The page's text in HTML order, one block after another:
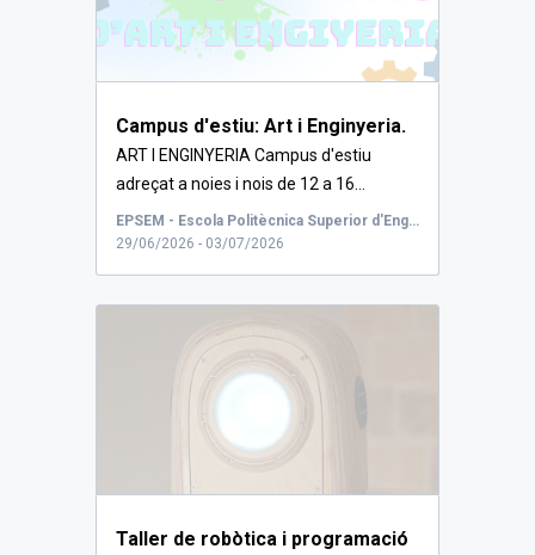
Campus d'estiu: Art i Enginyeria.
ART I ENGINYERIA Campus d'estiu
adreçat a noies i nois de 12 a 16...
EPSEM - Escola Politècnica Superior d'Enginyeria de Manresa
29/06/2026 - 03/07/2026
Taller de robòtica i programació